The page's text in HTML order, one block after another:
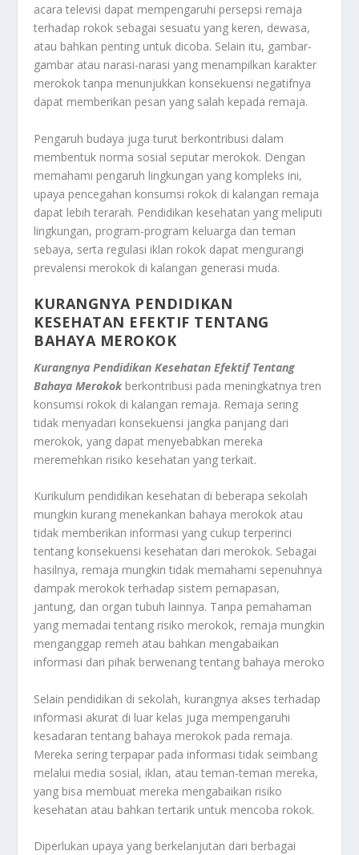
acara televisi dapat mempengaruhi persepsi remaja
terhadap rokok sebagai sesuatu yang keren, dewasa,
atau bahkan penting untuk dicoba. Selain itu, gambar-
gambar atau narasi-narasi yang menampilkan karakter
merokok tanpa menunjukkan konsekuensi negatifnya
dapat memberikan pesan yang salah kepada remaja.
Pengaruh budaya juga turut berkontribusi dalam
membentuk norma sosial seputar merokok. Dengan
memahami pengaruh lingkungan yang kompleks ini,
upaya pencegahan konsumsi rokok di kalangan remaja
dapat lebih terarah. Pendidikan kesehatan yang meliputi
lingkungan, program-program keluarga dan teman
sebaya, serta regulasi iklan rokok dapat mengurangi
prevalensi merokok di kalangan generasi muda.
KURANGNYA PENDIDIKAN
KESEHATAN EFEKTIF TENTANG
BAHAYA MEROKOK
Kurangnya Pendidikan Kesehatan Efektif Tentang
Bahaya Merokokberkontribusi pada meningkatnya tren
konsumsi rokok di kalangan remaja. Remaja sering
tidak menyadari konsekuensi jangka panjang dari
merokok, yang dapat menyebabkan mereka
meremehkan risiko kesehatan yang terkait.
Kurikulum pendidikan kesehatan di beberapa sekolah
mungkin kurang menekankan bahaya merokok atau
tidak memberikan informasi yang cukup terperinci
tentang konsekuensi kesehatan dari merokok. Sebagai
hasilnya, remaja mungkin tidak memahami sepenuhnya
dampak merokok terhadap sistem pernapasan,
jantung, dan organ tubuh lainnya. Tanpa pemahaman
yang memadai tentang risiko merokok, remaja mungkin
menganggap remeh atau bahkan mengabaikan
informasi dari pihak berwenang tentang bahaya meroko
Selain pendidikan di sekolah, kurangnya akses terhadap
informasi akurat di luar kelas juga mempengaruhi
kesadaran tentang bahaya merokok pada remaja.
Mereka sering terpapar pada informasi tidak seimbang
melalui media sosial, iklan, atau teman-teman mereka,
yang bisa membuat mereka mengabaikan risiko
kesehatan atau bahkan tertarik untuk mencoba rokok.
Diperlukan upaya yang berkelanjutan dari berbagai